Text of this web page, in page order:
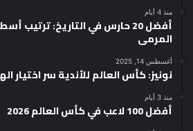
منذ 4 أيام
أفضل 20 حارس في التاريخ:
المرمى
أغسطس 14, 2025
نونيز: كأس العالم للأندية سر اختيار
منذ 3 أيام
أفضل 100 لاعب في كأس العالم 2026